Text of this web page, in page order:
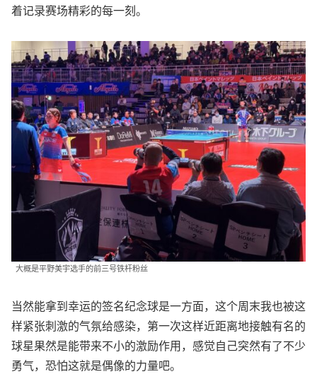
着记录赛场精彩的每一刻。
大概是平野美宇选手的前三号铁杆粉丝
当然能拿到幸运的签名纪念球是一方面，这个周末我也被这
样紧张刺激的气氛给感染，第一次这样近距离地接触有名的
球星果然是能带来不小的激励作用，感觉自己突然有了不少
勇气，恐怕这就是偶像的力量吧。